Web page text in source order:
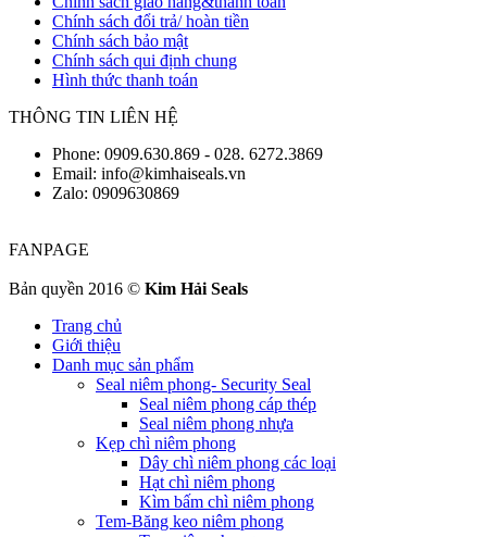
Chính sách đổi trả/ hoàn tiền
Chính sách bảo mật
Chính sách qui định chung
Hình thức thanh toán
THÔNG TIN LIÊN HỆ
Phone: 0909.630.869 - 028. 6272.3869
Email: info@kimhaiseals.vn
Zalo: 0909630869
FANPAGE
Bản quyền 2016 © Kim Hải Seals
Trang chủ
Giới thiệu
Danh mục sản phẩm
Seal niêm phong- Security Seal
Seal niêm phong cáp thép
Seal niêm phong nhựa
Kẹp chì niêm phong
Dây chì niêm phong các loại
Hạt chì niêm phong
Kìm bấm chì niêm phong
Tem-Băng keo niêm phong